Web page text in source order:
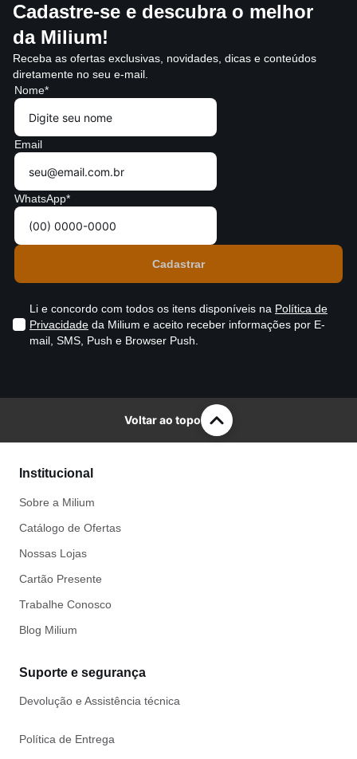
Cadastre-se e descubra o melhor
da Milium!
Receba as ofertas exclusivas, novidades, dicas e conteúdos
diretamente no seu e-mail.
Nome*
Email
WhatsApp*
Li e concordo com todos os itens disponíveis na Política de
Privacidade da Milium e aceito receber informações por E-
mail, SMS, Push e Browser Push.
Voltar ao topo
Institucional
Sobre a Milium
Catálogo de Ofertas
Nossas Lojas
Cartão Presente
Trabalhe Conosco
Blog Milium
Suporte e segurança
Devolução e Assistência técnica
Política de Entrega